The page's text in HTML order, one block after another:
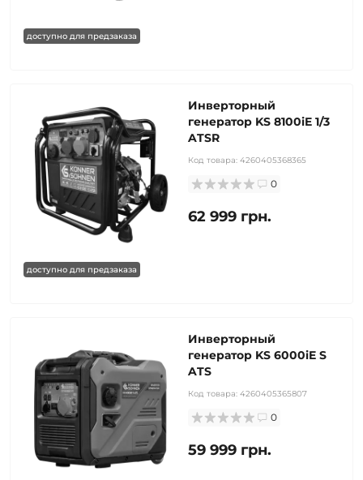
доступно для предзаказа
доступно для предзаказа
Инверторный
генератор KS 8100iE 1/3
ATSR
Код товара: 4260405368365
0
62 999 грн.
Инверторный
генератор KS 6000iE S
ATS
Код товара: 4260405365807
0
59 999 грн.